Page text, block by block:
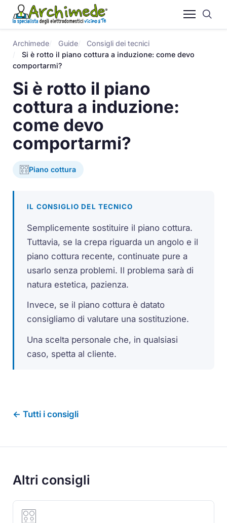
Archimede Guide
Consigli dei tecnici
Si è rotto il piano cottura a induzione: come devo
comportarmi?
Si è rotto il piano
cottura a induzione:
come devo
comportarmi?
Piano cottura
IL CONSIGLIO DEL TECNICO
Semplicemente sostituire il piano cottura.
Tuttavia, se la crepa riguarda un angolo e il
piano cottura recente, continuate pure a
usarlo senza problemi. Il problema sarà di
natura estetica, pazienza.
Invece, se il piano cottura è datato
consigliamo di valutare una sostituzione.
Una scelta personale che, in qualsiasi
caso, spetta al cliente.
← Tutti i consigli
Altri consigli